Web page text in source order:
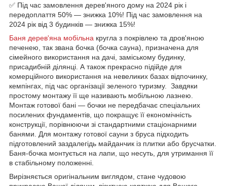
✅ Під час замовлення дерев'яного дому на 2024 рік і
передоплаття 50% — знижка 10%! Під час замовлення на
2024 рік від 3 будинків — знижка 15%!
Баня дерев'яна мобільна кругла з покрівлею та дров'яною
печенею, так звана бочка (бочка сауна), призначена для
сімейного використання на дачі, заміському будинку,
присадибній ділянці. А також прекрасно підійде для
комерційного використання на невеликих базах відпочинку,
кемпінгах, під час організації зеленого туризму. Завдяки
простому монтажу її ще називають мобільною лазнею.
Монтаж готової бані — бочки не передбачає спеціальних
посилених фундаментів, що покращує її економічність
конструкції, порівнюючи зі стандартними стаціонарними
банями. Для монтажу готової сауни з бруса підходить
підготовлений заздалегідь майданчик із плитки або брусчатки.
Баня-бочка монтується на лапи, що несуть, для утримання її
в стабільному положенні.
Вирізняється оригінальним виглядом, стане чудовою